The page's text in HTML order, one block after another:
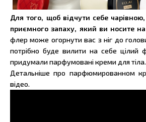
Для того, щоб відчути себе
приємного запаху, який ви носите на
флер може огорнути вас з ніг до
потрібно буде вилити на себе
придумали парфумовані креми для тіла.
Детальніше про парфюмированном
відео.